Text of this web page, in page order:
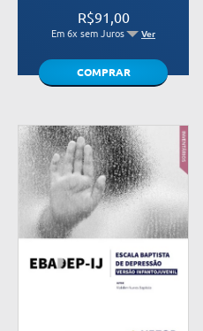
R$91,00
Em 6x sem Juros Ver
COMPRAR